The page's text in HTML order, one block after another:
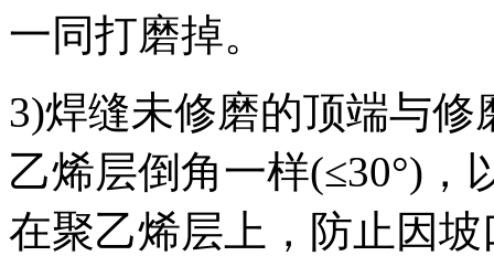
一同打磨掉。
3)焊缝未修磨的顶端与
乙烯层倒角一样(≤30°)，
在聚乙烯层上，防止因